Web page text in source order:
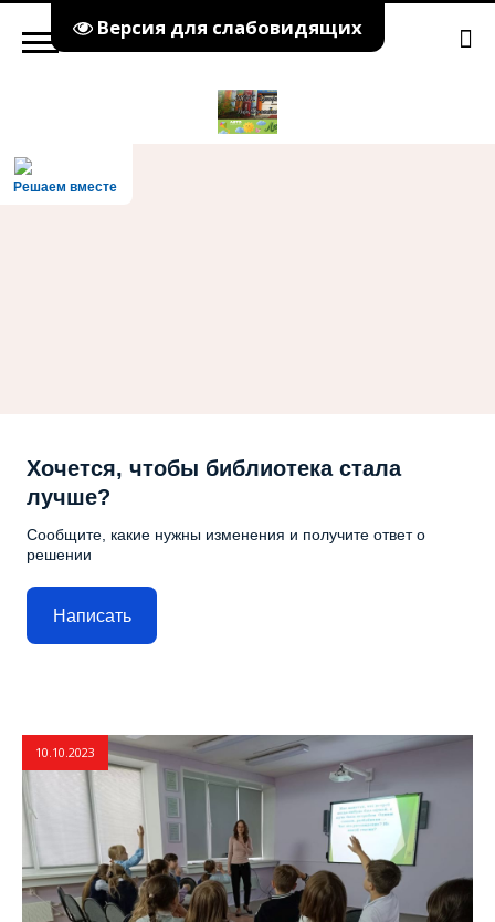
Версия для слабовидящих
Решаем вместе
Хочется, чтобы библиотека стала
лучше?
Сообщите, какие нужны изменения и получите ответ о
решении
Написать
10.10.2023